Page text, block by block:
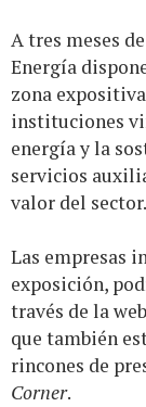
A tres meses
Energía
zona
instituciones
energía y la
servicios
valor del sector.
Las empresas
exposición,
través de la
que también
rincones de
Corner.